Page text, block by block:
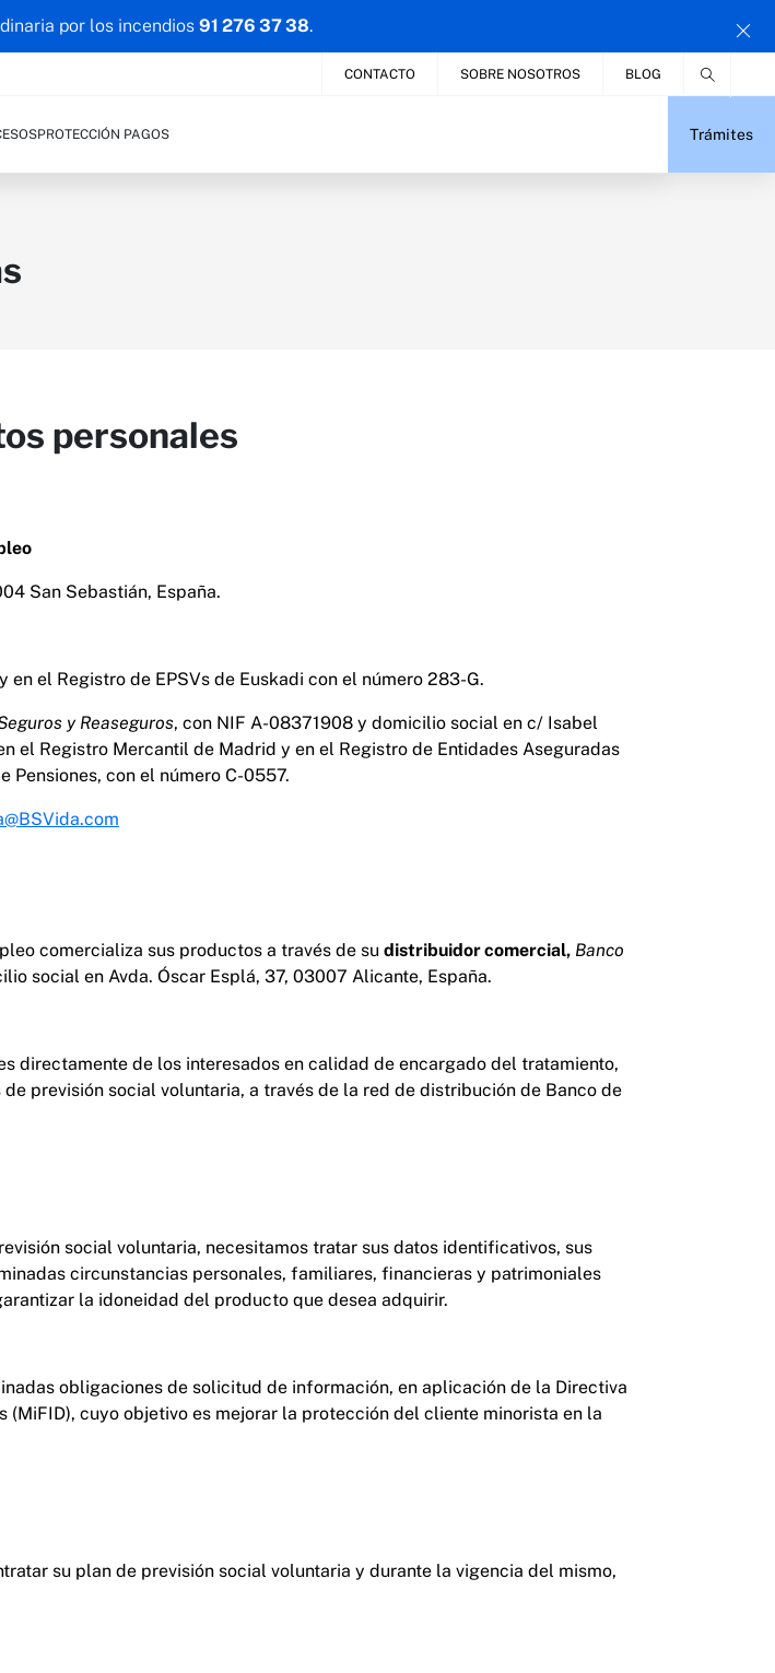
por los incendios 91 276 37 38.
Trámites
PROTECCIÓN PAGOS
CONTACTO SOBRE NOSOTROS BLOG
personales
San Sebastián, España.
el Registro de EPSVs de Euskadi con el número 283-G.
y Reaseguros, con NIF A-08371908 y domicilio social en c/ Isabel
el Registro Mercantil de Madrid y en el Registro de Entidades Aseguradas
Pensiones, con el número C-0557.
comercializa sus productos a través de su distribuidor comercial, Banco
social en Avda. Óscar Esplá, 37, 03007 Alicante, España.
directamente de los interesados en calidad de encargado del tratamiento,
previsión social voluntaria, a través de la red de distribución de Banco de
social voluntaria, necesitamos tratar sus datos identificativos, sus
circunstancias personales, familiares, financieras y patrimoniales
la idoneidad del producto que desea adquirir.
obligaciones de solicitud de información, en aplicación de la Directiva
(MiFID), cuyo objetivo es mejorar la protección del cliente minorista en la
su plan de previsión social voluntaria y durante la vigencia del mismo,